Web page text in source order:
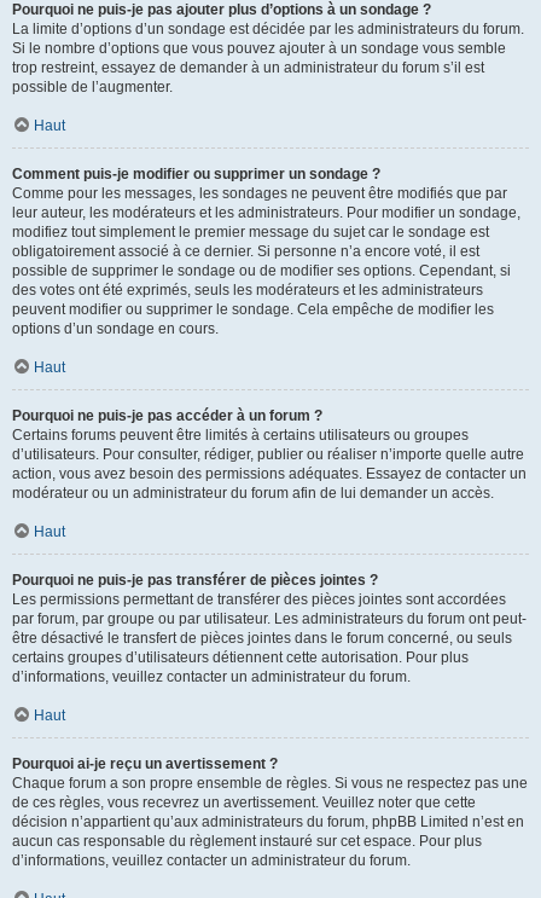
Pourquoi ne puis-je pas ajouter plus d’options à un sondage ?
La limite d’options d’un sondage est décidée par les administrateurs du forum.
Si le nombre d’options que vous pouvez ajouter à un sondage vous semble
trop restreint, essayez de demander à un administrateur du forum s’il est
possible de l’augmenter.
Haut
Comment puis-je modifier ou supprimer un sondage ?
Comme pour les messages, les sondages ne peuvent être modifiés que par
leur auteur, les modérateurs et les administrateurs. Pour modifier un sondage,
modifiez tout simplement le premier message du sujet car le sondage est
obligatoirement associé à ce dernier. Si personne n’a encore voté, il est
possible de supprimer le sondage ou de modifier ses options. Cependant, si
des votes ont été exprimés, seuls les modérateurs et les administrateurs
peuvent modifier ou supprimer le sondage. Cela empêche de modifier les
options d’un sondage en cours.
Haut
Pourquoi ne puis-je pas accéder à un forum ?
Certains forums peuvent être limités à certains utilisateurs ou groupes
d’utilisateurs. Pour consulter, rédiger, publier ou réaliser n’importe quelle autre
action, vous avez besoin des permissions adéquates. Essayez de contacter un
modérateur ou un administrateur du forum afin de lui demander un accès.
Haut
Pourquoi ne puis-je pas transférer de pièces jointes ?
Les permissions permettant de transférer des pièces jointes sont accordées
par forum, par groupe ou par utilisateur. Les administrateurs du forum ont peut-
être désactivé le transfert de pièces jointes dans le forum concerné, ou seuls
certains groupes d’utilisateurs détiennent cette autorisation. Pour plus
d’informations, veuillez contacter un administrateur du forum.
Haut
Pourquoi ai-je reçu un avertissement ?
Chaque forum a son propre ensemble de règles. Si vous ne respectez pas une
de ces règles, vous recevrez un avertissement. Veuillez noter que cette
décision n’appartient qu’aux administrateurs du forum, phpBB Limited n’est en
aucun cas responsable du règlement instauré sur cet espace. Pour plus
d’informations, veuillez contacter un administrateur du forum.